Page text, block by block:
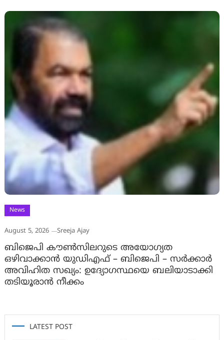
News
August 5, 2026 Sreeja Ajay
ബിജെപി കൗൺസിലറുടെ അയോഗ്യത
ഒഴിവാക്കാൻ യുഡിഎഫ് – ബിജെപി – സർക്കാർ
അവിഹിത സഖ്യം: ഉദ്യോഗസ്ഥയെ ബലിയാടാക്കി
തടിയൂരാൻ നീക്കം
LATEST POST